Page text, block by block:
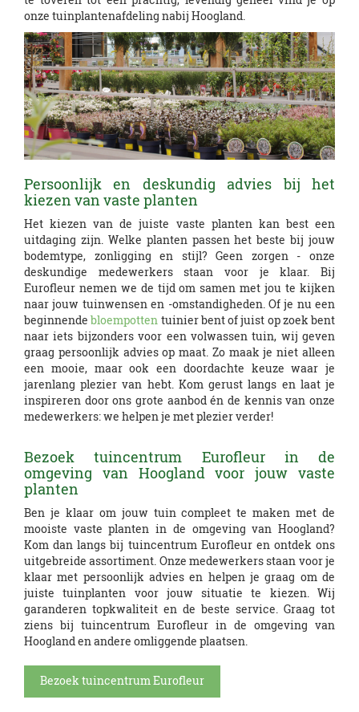
onze tuinplantenafdeling nabij Hoogland.
Persoonlijk en deskundig advies bij het
kiezen van vaste planten
Het kiezen van de juiste vaste planten kan best een
uitdaging zijn. Welke planten passen het beste bij jouw
bodemtype, zonligging en stijl? Geen zorgen - onze
deskundige medewerkers staan voor je klaar. Bij
Eurofleur nemen we de tijd om samen met jou te kijken
naar jouw tuinwensen en -omstandigheden. Of je nu een
beginnendebloempotten tuinier bent of juist op zoek bent
naar iets bijzonders voor een volwassen tuin, wij geven
graag persoonlijk advies op maat. Zo maak je niet alleen
een mooie, maar ook een doordachte keuze waar je
jarenlang plezier van hebt. Kom gerust langs en laat je
inspireren door ons grote aanbod én de kennis van onze
medewerkers: we helpen je met plezier verder!
Bezoek tuincentrum Eurofleur in de
omgeving van Hoogland voor jouw vaste
planten
Ben je klaar om jouw tuin compleet te maken met de
mooiste vaste planten in de omgeving van Hoogland?
Kom dan langs bij tuincentrum Eurofleur en ontdek ons
uitgebreide assortiment. Onze medewerkers staan voor je
klaar met persoonlijk advies en helpen je graag om de
juiste tuinplanten voor jouw situatie te kiezen. Wij
garanderen topkwaliteit en de beste service. Graag tot
ziens bij tuincentrum Eurofleur in de omgeving van
Hoogland en andere omliggende plaatsen.
Bezoek tuincentrum Eurofleur